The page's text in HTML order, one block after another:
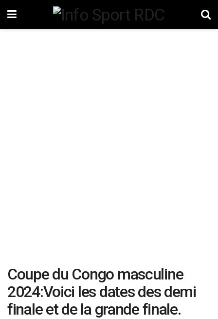
Coupe du Congo masculine
2024:Voici les dates des demi
finale et de la grande finale.